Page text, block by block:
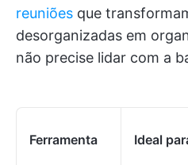
reuniões que
desorganizadas em
não precise lidar com a
Ferramenta Ideal